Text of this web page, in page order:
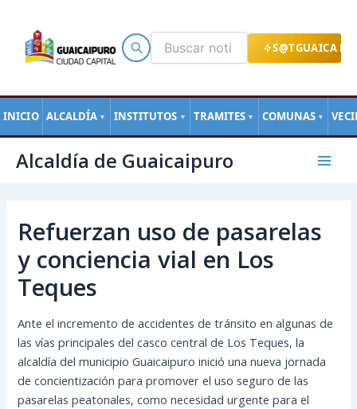
S@TGUAICA
INICIO ALCALDÍA ▼ INSTITUTOS ▼ TRAMITES ▼ COMUNAS ▼
contenido
Alcaldía de Guaicaipuro
Main
Refuerzan uso de pasarelas
y conciencia vial en Los
Teques
Ante el incremento de accidentes de tránsito en algunas de
las vías principales del casco central de Los Teques, la
alcaldía del municipio Guaicaipuro inició una nueva jornada
de concientización para promover el uso seguro de las
pasarelas peatonales, como necesidad urgente para el
de